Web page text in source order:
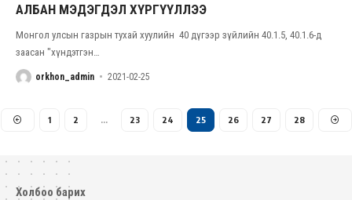
АЛБАН МЭДЭГДЭЛ ХҮРГҮҮЛЛЭЭ
Монгол улсын газрын тухай хуулийн 40 дүгээр зүйлийн 40.1.5, 40.1.6-д
заасан "хүндэтгэн
orkhon_admin 2021-02-25
1 2 … 23 24 25 26 27 28
Холбоо барих